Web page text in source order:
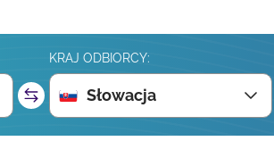
KRAJ ODBIORCY:
Słowacja